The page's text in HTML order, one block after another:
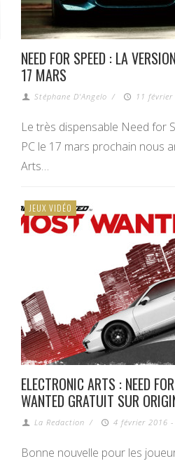
NEED FOR SPEED : LA
17 MARS
Stéphane D'Angelo / 11
Le très dispensable Need for
PC le 17 mars prochain nous
Arts…
JEUX VIDÉO
ELECTRONIC ARTS : NEED
WANTED GRATUIT SUR
La Redaction / 4 février 2016
Bonne nouvelle pour les